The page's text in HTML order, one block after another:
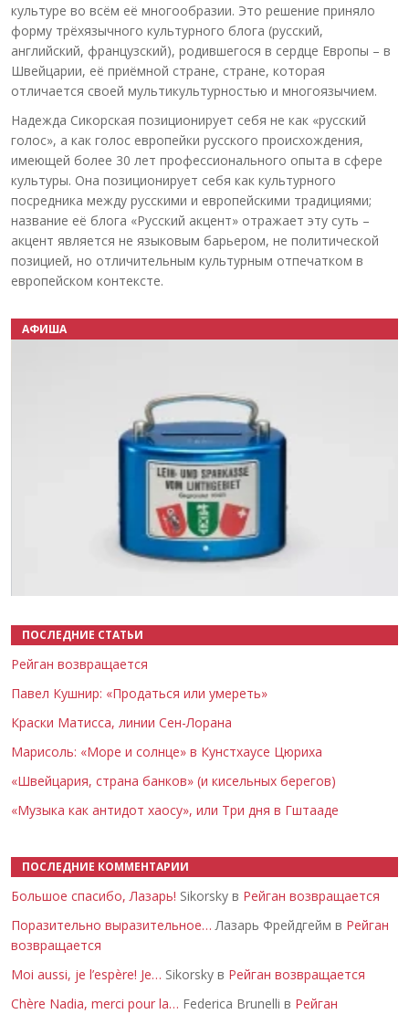
культуре во всём её многообразии. Это решение приняло
форму трёхязычного культурного блога (русский,
английский, французский), родившегося в сердце Европы – в
Швейцарии, её приёмной стране, стране, которая
отличается своей мультикультурностью и многоязычием.
Надежда Сикорская позиционирует себя не как «русский
голос», а как голос европейки русского происхождения,
имеющей более 30 лет профессионального опыта в сфере
культуры. Она позиционирует себя как культурного
посредника между русскими и европейскими традициями;
название её блога «Русский акцент» отражает эту суть –
акцент является не языковым барьером, не политической
позицией, но отличительным культурным отпечатком в
европейском контексте.
АФИША
ПОСЛЕДНИЕ СТАТЬИ
Рейган возвращается
Павел Кушнир: «Продаться или умереть»
Краски Матисса, линии Сен-Лорана
Марисоль: «Море и солнце» в Кунстхаусе Цюриха
«Швейцария, страна банков» (и кисельных берегов)
«Музыка как антидот хаосу», или Три дня в Гштааде
ПОСЛЕДНИЕ КОММЕНТАРИИ
Большое спасибо, Лазарь! Sikorsky в Рейган возвращается
Поразительно выразительное… Лазарь Фрейдгейм в Рейган
возвращается
Moi aussi, je l’espère! Je… Sikorsky в Рейган возвращается
Chère Nadia, merci pour la… Federica Brunelli в Рейган